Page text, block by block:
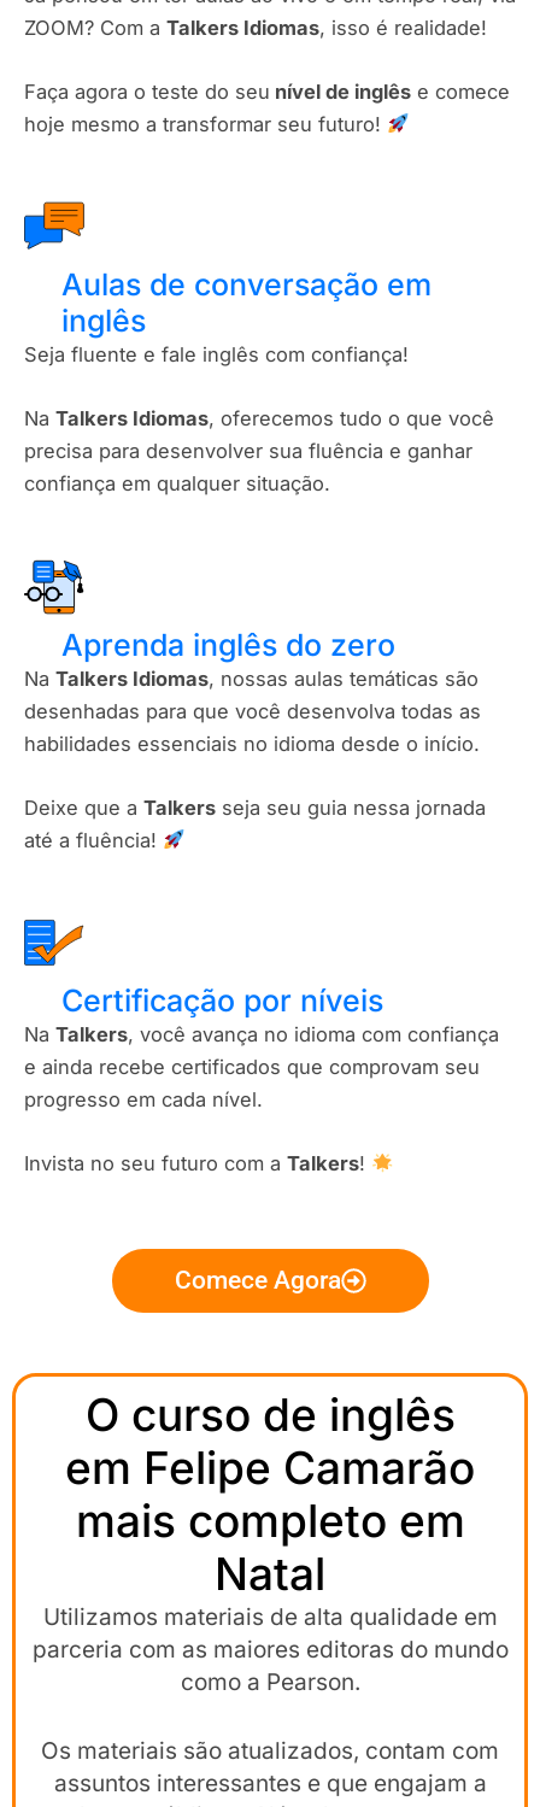
ZOOM? Com a Talkers Idiomas, isso é realidade!
Faça agora o teste do seu nível de inglês e comece
hoje mesmo a transformar seu futuro!
Aulas de conversação em
inglês
Seja fluente e fale inglês com confiança!
Na Talkers Idiomas, oferecemos tudo o que você
precisa para desenvolver sua fluência e ganhar
confiança em qualquer situação.
Aprenda inglês do zero
Na Talkers Idiomas, nossas aulas temáticas são
desenhadas para que você desenvolva todas as
habilidades essenciais no idioma desde o início.
Deixe que a Talkers seja seu guia nessa jornada
até a fluência!
Certificação por níveis​
Na Talkers, você avança no idioma com confiança
e ainda recebe certificados que comprovam seu
progresso em cada nível.
Invista no seu futuro com a Talkers!
Comece Agora
O curso de inglês
em Felipe Camarão
mais completo em
Natal
Utilizamos materiais de alta qualidade em
parceria com as maiores editoras do mundo
como a Pearson.
Os materiais são atualizados, contam com
assuntos interessantes e que engajam a